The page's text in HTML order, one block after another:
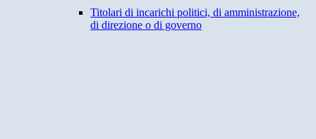
Titolari di incarichi politici, di amministrazione,
di direzione o di governo